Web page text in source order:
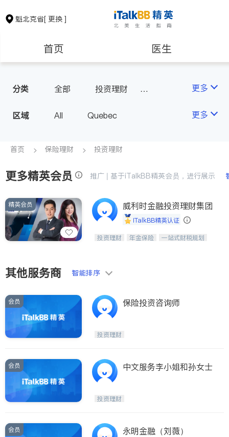
魁北克省[ 更换 ]
首页 医生
房地产租售
建筑装修
分类 全部
投资理财
更多
区域 All Quebec 更多
首页 保险理财 投资理财
更多精英会员 推广 | 基于iTalkBB精英会员，进行展示
精英会员 威利时金融投资理财集团
iTalkBB精英认证
威利时金融集团秉持诚信，提供固定收
投资理财 年金保险
一站式财税规划
长期护理医疗保险
个人保险
其他服务商 智能排序
会员 保险投资咨询师
投资理财
会员 中文服务李小姐和孙女士
投资理财
会员 永明金融（刘薇）